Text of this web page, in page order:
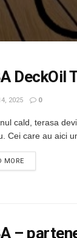
DeckOil
2025 0
cald, terasa
Cei care au aici
MOREDETAILS
–